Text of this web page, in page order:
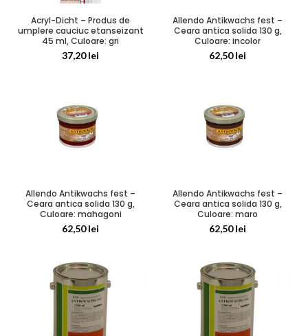
Acryl-Dicht – Produs de
umplere cauciuc etanseizant
45 ml, Culoare: gri
37,20lei
Allendo Antikwachs fest –
Ceara antica solida 130 g,
Culoare: incolor
62,50lei
Allendo Antikwachs fest –
Ceara antica solida 130 g,
Culoare: mahagoni
62,50lei
Allendo Antikwachs fest –
Ceara antica solida 130 g,
Culoare: maro
62,50lei